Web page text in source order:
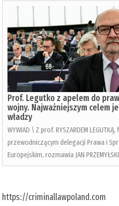
Prof. Legutko z apelem do
wojny. Najważniejszym celem
władzy
WYWIAD \ Z prof. RYSZARDEM
przewodniczącym delegacji Prawa i
Europejskim, rozmawia JAN PRZEMYŁSKI
https://criminallawpoland.com